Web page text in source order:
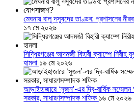
মেঘনায় বালু দস্যুদের তাণ্ডব: প্রশাসনের
১৭ মে ২০২৬
সিদ্ধিরগঞ্জের আদমজী বিহারী ক্যাম্পে নিরীহ
হামলা ১৬ মে ২০২৬
আড়াইহাজারে ‘সুজন’-এর দ্বি-বার্ষিক
সরকার, সাধারণসম্পাদক শফিক ১৬ মে ২০২৬